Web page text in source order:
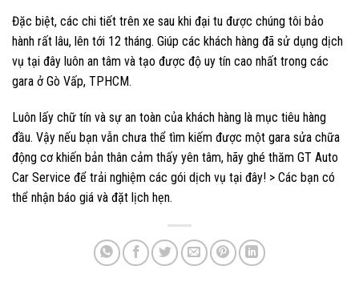
Đặc biệt, các chi tiết trên xe sau khi đại tu được chúng tôi bảo
hành rất lâu, lên tới 12 tháng. Giúp các khách hàng đã sử dụng dịch
vụ tại đây luôn an tâm và tạo được độ uy tín cao nhất trong các
gara ở Gò Vấp, TPHCM.
Luôn lấy chữ tín và sự an toàn của khách hàng là mục tiêu hàng
đầu. Vậy nếu bạn vẫn chưa thể tìm kiếm được một gara sửa chữa
động cơ khiến bản thân cảm thấy yên tâm, hãy ghé thăm GT Auto
Car Service để trải nghiệm các gói dịch vụ tại đây! > Các bạn có
thể nhận báo giá và đặt lịch hẹn.